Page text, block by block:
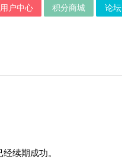
用户中心 积分商城 论
续期成功。